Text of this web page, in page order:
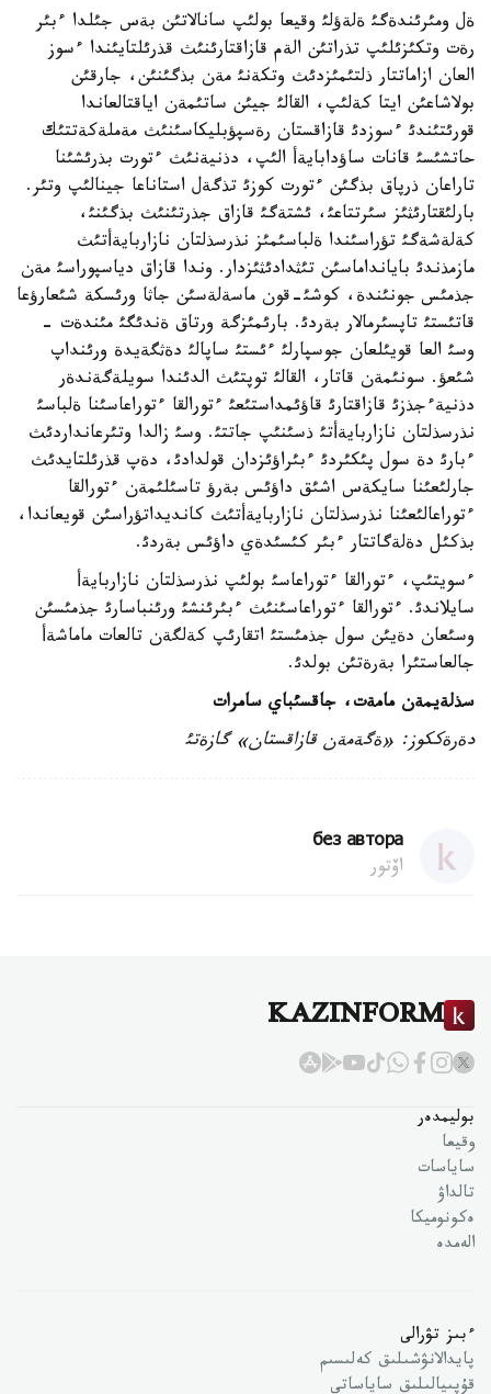
ةل ومئرئندةگئ ةلةؤلئ وقيعا بولئپ سانالاتئن بةس جئلدا ءبئر
رةت وتكئزئلئپ تذراتئن الةم قازاقتارئنئث قذرئلتايئندا ءسوز
العان ازاماتتار ذلتئمئزدئث وتكةنئ مةن بذگئنئن، جارقئن
بولاشاعئن ايتا كةلئپ، القالئ جيئن ساتئمةن اياقتالعاندا
قورئتئندئ ءسوزدئ قازاقستان رةسپؤبليكاسئنئث مةملةكةتتئك
حاتشئسئ قانات ساؤدابايةأ الئپ، دذنيةنئث ءتورت بذرئشئنا
تاراعان ذرپاق بذگئن ءتورت كوزئ تذگةل استاناعا جينالئپ وتئر.
بارلئقتارئثئز سئرتتاعئ، ئشتةگئ قازاق جذرتئنئث بذگئنئ،
كةلةشةگئ تؤراسئندا ةلباسئمئز نذرسذلتان نازاربايةأتئث
مازمذندئ بايانداماسئن تئثدادئثئزدار. وندا قازاق دياسپوراسئ مةن
جذمئس جونئندة، كوشئ-قون ماسةلةسئن جاثا ورئسكة شئعارؤعا
قاتئستئ تاپسئرمالار بةردئ. بارئمئزگة ورتاق ةندئگئ مئندةت -
وسئ العا قويئلعان جوسپارلئ ءئستئ ساپالئ دةثگةيدة ورئنداپ
شئعؤ. سونئمةن قاتار، القالئ توپتئث الدئندا سويلةگةندةر
دذنيةءجذزئ قازاقتارئ قاؤئمداستئعئ ءتورالقا ءتوراعاسئنا ةلباسئ
نذرسذلتان نازاربايةأتئ ذسئنئپ جاتتئ. وسئ زالدا وتئرعانداردئث
ءبارئ دة سول پئكئردئ ءبئراؤئزدان قولدادئ، دةپ قذرئلتايدئث
جارلئعئنا سايكةس اشئق داؤئس بةرؤ تاسئلئمةن ءتورالقا
ءتوراعالئعئنا نذرسذلتان نازاربايةأتئث كانديداتؤراسئن قويعاندا،
بذكئل دةلةگاتتار ءبئر كئسئدةي داؤئس بةردئ.
ءسويتئپ، ءتورالقا ءتوراعاسئ بولئپ نذرسذلتان نازاربايةأ
سايلاندئ. ءتورالقا ءتوراعاسئنئث ءبئرئنشئ ورئنباسارئ جذمئسئن
وسئعان دةيئن سول جذمئستئ اتقارئپ كةلگةن تالعات ماماشةأ
جالعاستئرا بةرةتئن بولدئ.
سذلةيمةن مامةت، جاقسئباي سامرات
دةرةككوز: «ةگةمةن قازاقستان» گازةتئ
без автора
اۆتور
KAZINFORM
بوليمدەر
وقيعا
ساياسات
تالداۋ
ەكونوميكا
الەمدە
ءبىز تۋرالى
پايدالانۋشىلىق كەلىسىم
قۇپىيالىلىق ساياساتى